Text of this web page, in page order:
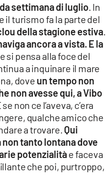
settimana di luglio. In
il turismo fa la parte del
della stagione estiva.
ancora a vista. E la
si pensa alla foce del
a inquinare il mare
dove un tempo non
non avesse qui, a Vibo
se non ce l’aveva, c’era
qualche amico che
a trovare. Qui
tanto lontana dove
potenzialitàe faceva
che poi, purtroppo,